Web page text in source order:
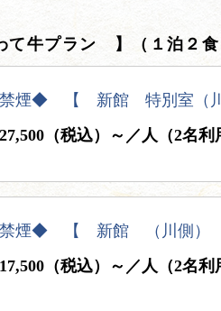
て牛プラン 】（１泊
煙◆ 【 新館 特別室（川
（税込）～／人（2名利
煙◆ 【 新館 （川側）
（税込）～／人（2名利